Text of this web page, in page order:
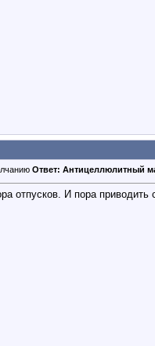
Ответ: Антицеллюлитный
отпусков. И пора приводить